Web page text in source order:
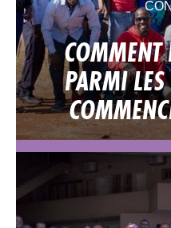
COMMENT
PARMI